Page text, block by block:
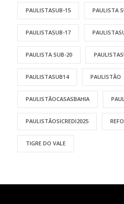
PAULISTASUB-15 PAULISTA
PAULISTASUB-17
PAULISTA SUB-20
PAULISTASUB14 PAULISTÃO
PAULISTÃOCASASBAHIA
PAULISTÃOSICREDI2025
TIGRE DO VALE